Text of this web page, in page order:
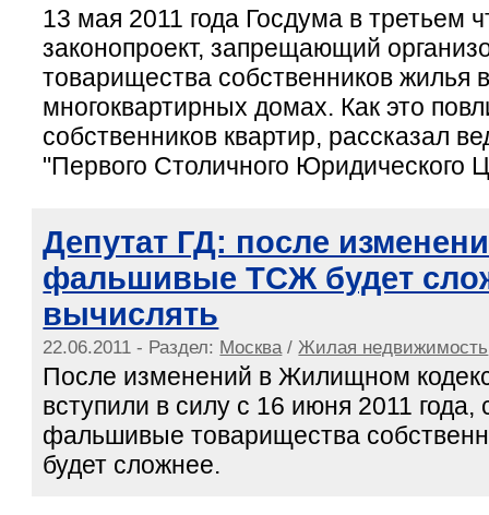
13 мая 2011 года Госдума в третьем
законопроект, запрещающий
товарищества собственников жилья
многоквартирных домах. Как это
собственников квартир, рассказал
"Первого Столичного Юридического
Депутат ГД: после
фальшивые ТСЖ будет
вычислять
22.06.2011 - Раздел: Москва / Жилая недвижимость
После изменений в Жилищном
вступили в силу с 16 июня 2011 года,
фальшивые товарищества
будет сложнее.